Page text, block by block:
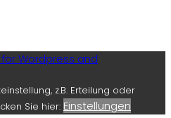
z.B. Erteilung oder
Sie hier: Einstellungen